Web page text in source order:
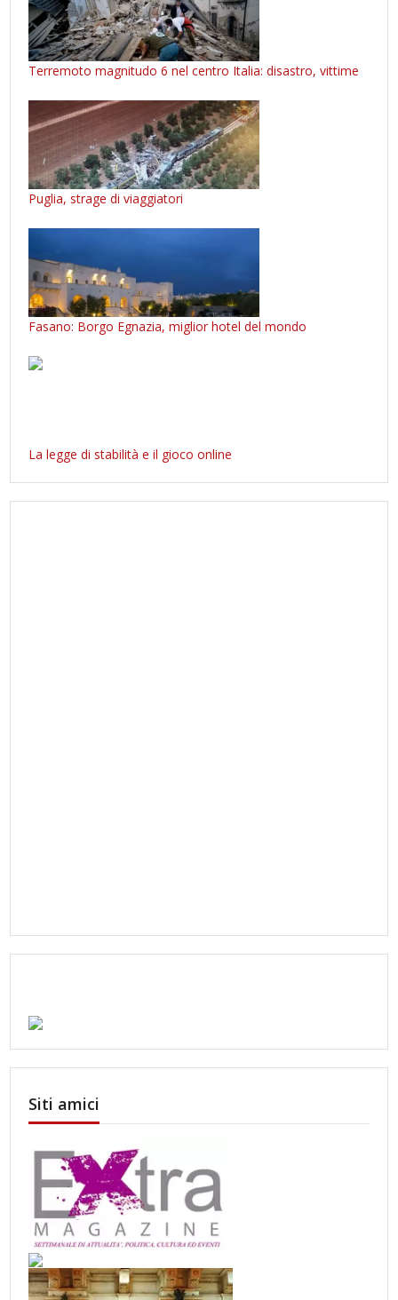
Terremoto magnitudo 6 nel centro Italia: disastro, vittime
Puglia, strage di viaggiatori
Fasano: Borgo Egnazia, miglior hotel del mondo
La legge di stabilità e il gioco online
Siti amici